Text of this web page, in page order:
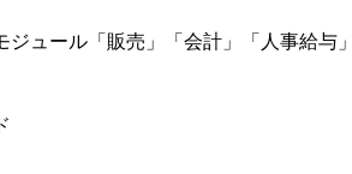
ュール「販売」「会計」「人事給与